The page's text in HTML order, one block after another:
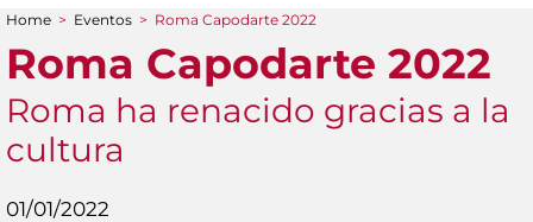
You are here
Home > Eventos > Roma Capodarte 2022
Roma Capodarte 2022
Roma ha renacido gracias a la
cultura
01/01/2022